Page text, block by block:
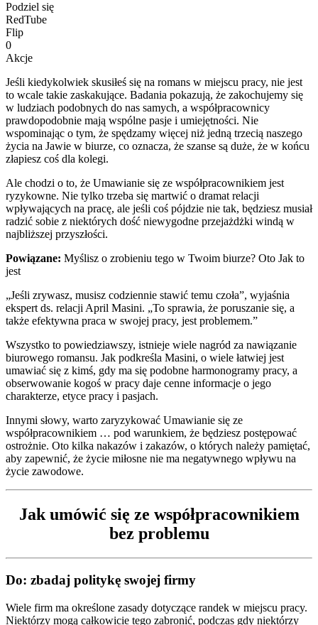
Podziel się
RedTube
Flip
0
Akcje
Jeśli kiedykolwiek skusiłeś się na romans w miejscu pracy, nie jest
to wcale takie zaskakujące. Badania pokazują, że zakochujemy się
w ludziach podobnych do nas samych, a współpracownicy
prawdopodobnie mają wspólne pasje i umiejętności. Nie
wspominając o tym, że spędzamy więcej niż jedną trzecią naszego
życia na Jawie w biurze, co oznacza, że szanse są duże, że w końcu
złapiesz coś dla kolegi.
Ale chodzi o to, że Umawianie się ze współpracownikiem jest
ryzykowne. Nie tylko trzeba się martwić o dramat relacji
wpływających na pracę, ale jeśli coś pójdzie nie tak, będziesz musiał
radzić sobie z niektórych dość niewygodne przejażdżki windą w
najbliższej przyszłości.
Powiązane: Myślisz o zrobieniu tego w Twoim biurze? Oto Jak to
jest
„Jeśli zrywasz, musisz codziennie stawić temu czoła”, wyjaśnia
ekspert ds. relacji April Masini. „To sprawia, że poruszanie się, a
także efektywna praca w swojej pracy, jest problemem.”
Wszystko to powiedziawszy, istnieje wiele nagród za nawiązanie
biurowego romansu. Jak podkreśla Masini, o wiele łatwiej jest
umawiać się z kimś, gdy ma się podobne harmonogramy pracy, a
obserwowanie kogoś w pracy daje cenne informacje o jego
charakterze, etyce pracy i pasjach.
Innymi słowy, warto zaryzykować Umawianie się ze
współpracownikiem … pod warunkiem, że będziesz postępować
ostrożnie. Oto kilka nakazów i zakazów, o których należy pamiętać,
aby zapewnić, że życie miłosne nie ma negatywnego wpływu na
życie zawodowe.
Jak umówić się ze współpracownikiem
bez problemu
Do: zbadaj politykę swojej firmy
Wiele firm ma określone zasady dotyczące randek w miejscu pracy.
Niektórzy mogą całkowicie tego zabronić, podczas gdy niektórzy